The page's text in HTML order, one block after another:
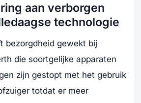
aan verborgen
technologie
bezorgdheid gewekt bij
die soortgelijke apparaten
zijn gestopt met het gebruik
totdat er meer